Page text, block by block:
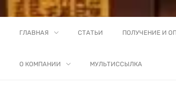
ГЛАВНАЯ СТАТЬИ ПОЛУЧЕНИЕ И
О КОМПАНИИ МУЛЬТИССЫЛКА